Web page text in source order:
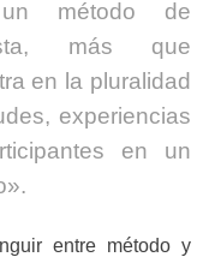
método de
más que
en la pluralidad
experiencias
en un
entre método y